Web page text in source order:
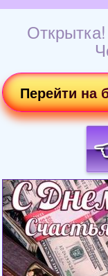
Перейти на